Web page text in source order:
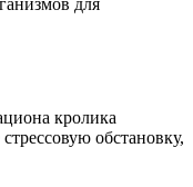
кролика
обстановку,